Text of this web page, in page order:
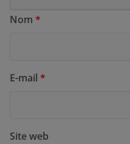
Nom *
E-mail *
Site web